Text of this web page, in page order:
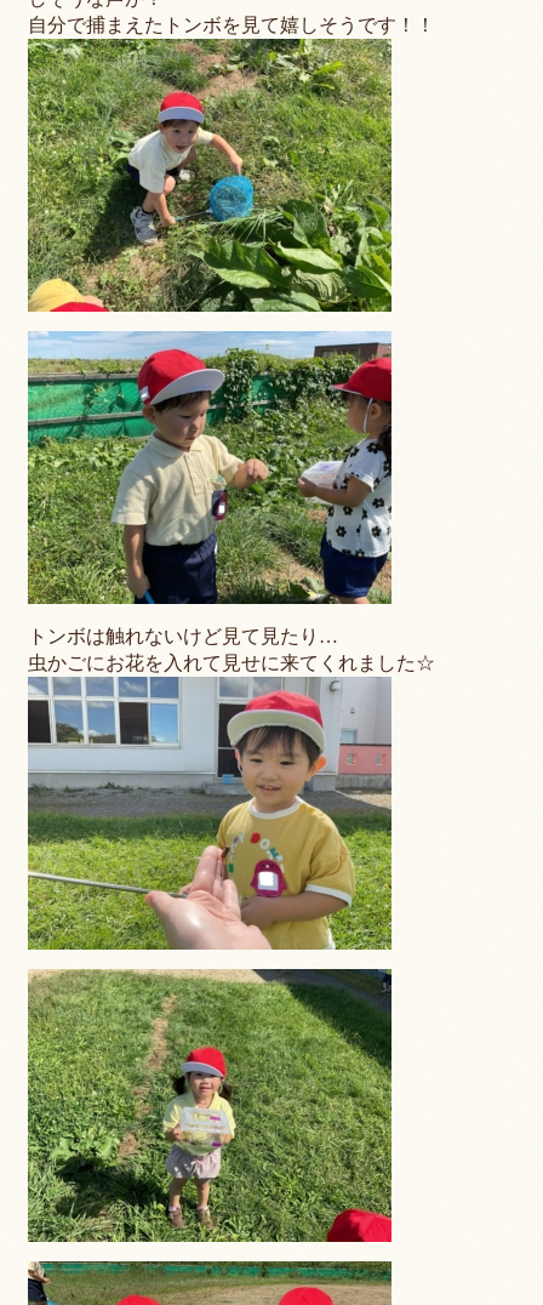
自分で捕まえたトンボを見て嬉しそうです！！
トンボは触れないけど見て見たり…
虫かごにお花を入れて見せに来てくれました☆